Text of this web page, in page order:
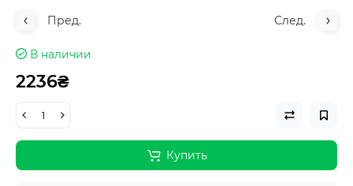
Пред. След.
В наличии
2236₴
Купить